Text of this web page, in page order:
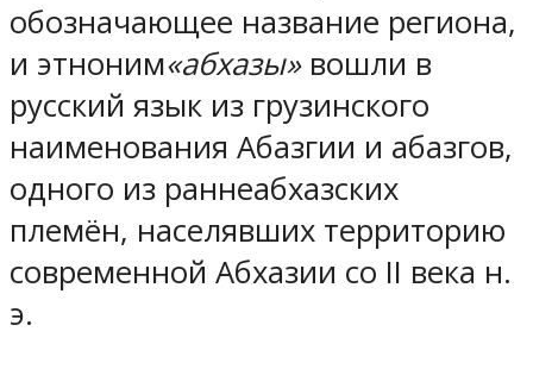
обозначающее название региона,
и этноним«абхазы»вошли в
русский язык из грузинского
наименования Абазгии и абазгов,
одного из раннеабхазских
племён, населявших территорию
современной Абхазии со II века н.
э.